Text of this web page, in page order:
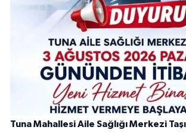
Tuna Mahallesi Aile Sağlığı Merkezi